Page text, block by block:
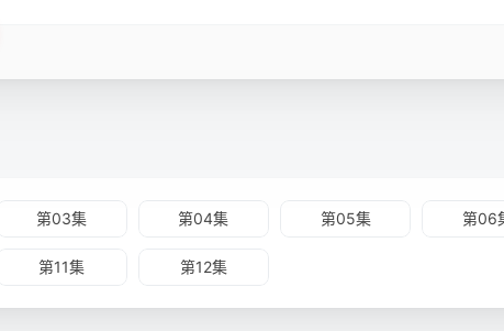
第03集 第04集 第05集 第06
第11集 第12集